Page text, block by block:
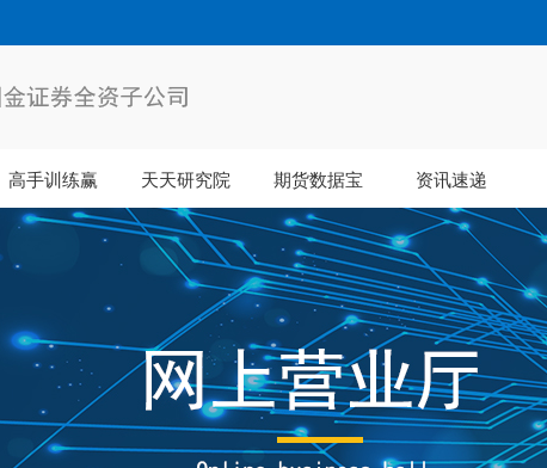
高手训练赢 天天研究院 期货数据宝 资讯速递